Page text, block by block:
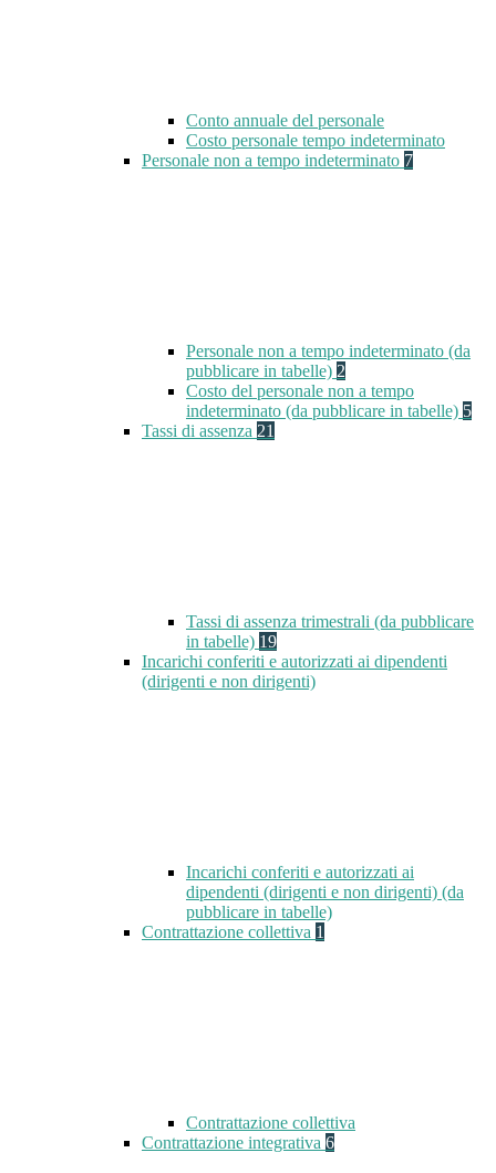
Conto annuale del personale
Costo personale tempo indeterminato
Personale non a tempo indeterminato 7
Personale non a tempo indeterminato (da
pubblicare in tabelle) 2
Costo del personale non a tempo
indeterminato (da pubblicare in tabelle) 5
Tassi di assenza 21
Tassi di assenza trimestrali (da pubblicare
in tabelle) 19
Incarichi conferiti e autorizzati ai dipendenti
(dirigenti e non dirigenti)
Incarichi conferiti e autorizzati ai
dipendenti (dirigenti e non dirigenti) (da
pubblicare in tabelle)
Contrattazione collettiva 1
Contrattazione collettiva
Contrattazione integrativa 6